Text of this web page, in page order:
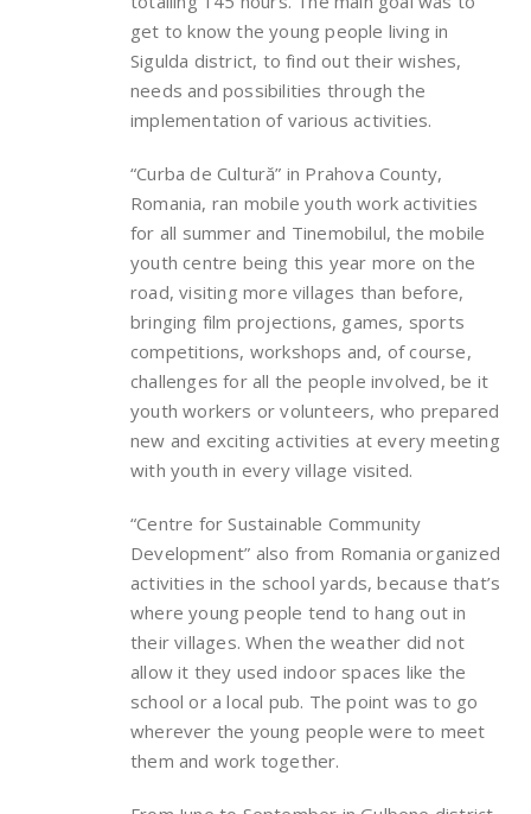
get to know the young people living in
Sigulda district, to find out their wishes,
needs and possibilities through the
implementation of various activities.
“Curba de Cultură” in Prahova County,
Romania, ran mobile youth work activities
for all summer and Tinemobilul, the mobile
youth centre being this year more on the
road, visiting more villages than before,
bringing film projections, games, sports
competitions, workshops and, of course,
challenges for all the people involved, be it
youth workers or volunteers, who prepared
new and exciting activities at every meeting
with youth in every village visited.
“Centre for Sustainable Community
Development” also from Romania organized
activities in the school yards, because that’s
where young people tend to hang out in
their villages. When the weather did not
allow it they used indoor spaces like the
school or a local pub. The point was to go
wherever the young people were to meet
them and work together.